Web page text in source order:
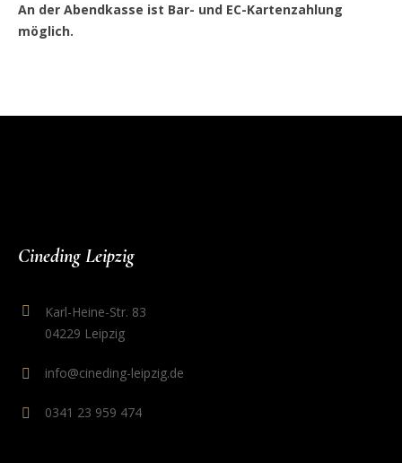
An der Abendkasse ist Bar- und EC-Kartenzahlung
möglich.
Cineding Leipzig
Karl-Heine-Str. 83
04229 Leipzig
info@cineding-leipzig.de
0341 23 959 474